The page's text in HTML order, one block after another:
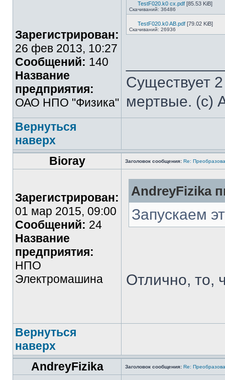
Зарегистрирован:
26 фев 2013, 10:27
Сообщений: 140
Название
предприятия:
ОАО НПО "Физика"
TestF020.k0 cx.pdf [85.53 KiB]
Скачиваний: 36486
TestF020.k0 AB.pdf [79.02 KiB]
Скачиваний: 26936
Существует
мертвые. (с)
Вернуться
наверх
Bioray
Заголовок сообщения: Re:
Зарегистрирован:
01 мар 2015, 09:00
Сообщений: 24
Название
предприятия:
НПО
Электромашина
AndreyFizika
Запускаем
Отлично, то,
Вернуться
наверх
AndreyFizika
Заголовок сообщения: Re: